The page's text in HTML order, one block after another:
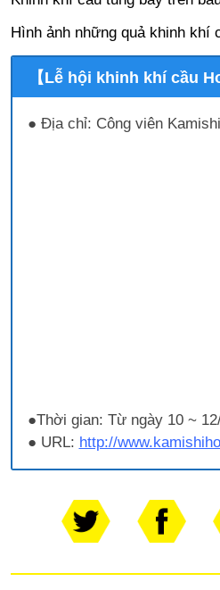
Hình ảnh những quả khinh khí
【Lễ hội khinh khí cầu
● Địa chỉ: Công viên
●Thời gian: Từ ngày 10 ~
● URL: http://